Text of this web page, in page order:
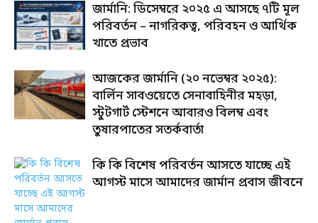
জার্মানি: ডিসেম্বরে ২০২৫ এ আসছে ৭টি মূল
পরিবর্তন – নাগরিকত্ব, পরিবহন ও আর্থিক
খাতে প্রভাব
আজকের জার্মানি (২০ নভেম্বর ২০২৫):
বার্লিন সাবওয়েতে সেনাবাহিনীর মহড়া,
স্টুটগার্ট স্টেশনে আবারও বিলম্ব এবং
তুষারপাতের সতর্কবার্তা
কি কি বিশেষ পরিবর্তন আসতে যাচ্ছে এই
আগস্ট মাসে আমাদের জার্মান প্রবাস জীবনে